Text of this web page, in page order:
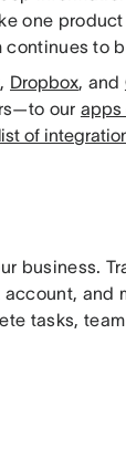
one product
continues to
, Dropbox, and
our apps
of
business.
and
tasks,